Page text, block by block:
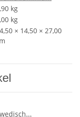
kg
kg
× 14,50 × 27,00